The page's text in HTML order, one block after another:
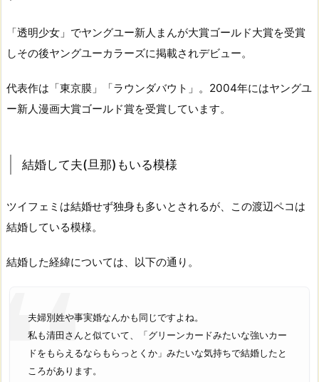
「透明少女」でヤングユー新人まんが大賞ゴールド大賞を受賞
しその後ヤングユーカラーズに掲載されデビュー。
代表作は「東京膜」「ラウンダバウト」。2004年にはヤングユ
ー新人漫画大賞ゴールド賞を受賞しています。
結婚して夫(旦那)もいる模様
ツイフェミは結婚せず独身も多いとされるが、この渡辺ペコは
結婚している模様。
結婚した経緯については、以下の通り。
夫婦別姓や事実婚なんかも同じですよね。
私も清田さんと似ていて、「グリーンカードみたいな強いカー
ドをもらえるならもらっとくか」みたいな気持ちで結婚したと
ころがあります。